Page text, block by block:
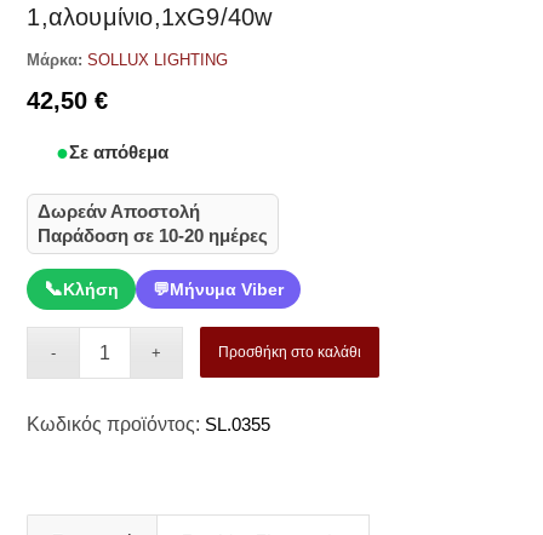
1,αλουμίνιο,1xG9/40w
Μάρκα: SOLLUX LIGHTING
42,50€
Σε απόθεμα
Δωρεάν Αποστολή
Παράδοση σε 10-20 ημέρες
📞Κλήση 💬Μήνυμα Viber
Προσθήκη στο καλάθι
Κωδικός προϊόντος: SL.0355